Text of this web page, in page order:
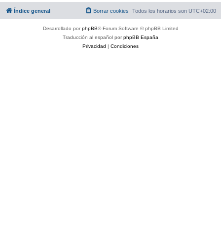
Índice general Todos los horarios son UTC+02:00
Borrar cookies
Desarrollado porphpBB® Forum Software © phpBB Limited
Traducción al español porphpBB España
Privacidad | Condiciones